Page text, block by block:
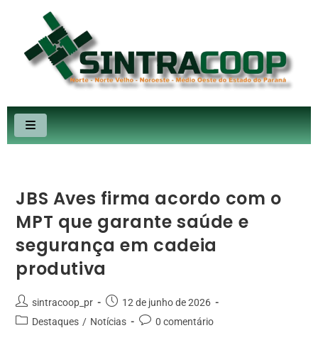
JBS Aves firma acordo com o
MPT que garante saúde e
segurança em cadeia
produtiva
sintracoop_pr
12 de junho de 2026
Destaques / Notícias 0 comentário